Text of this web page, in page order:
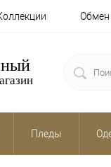
Обмен
Пледы